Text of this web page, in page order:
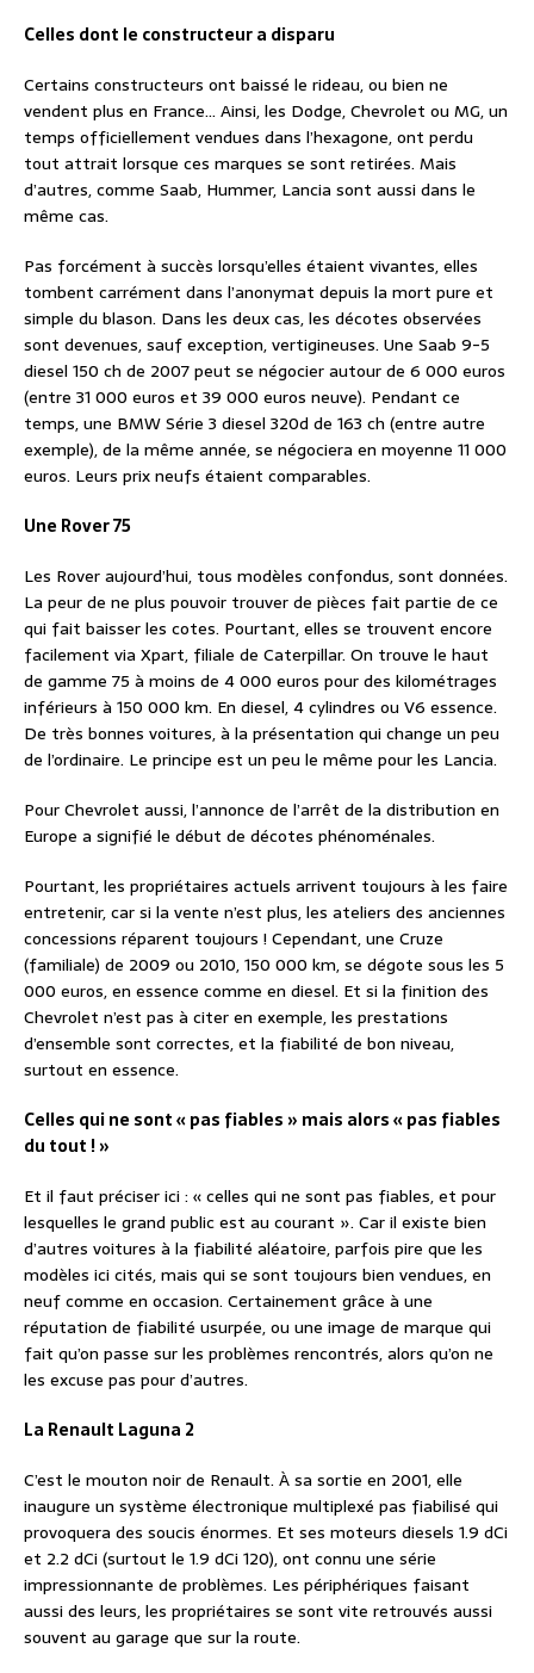
Celles dont le constructeur a disparu
Certains constructeurs ont baissé le rideau, ou bien ne
vendent plus en France… Ainsi, les Dodge, Chevrolet ou MG, un
temps officiellement vendues dans l’hexagone, ont perdu
tout attrait lorsque ces marques se sont retirées. Mais
d’autres, comme Saab, Hummer, Lancia sont aussi dans le
même cas.
Pas forcément à succès lorsqu’elles étaient vivantes, elles
tombent carrément dans l’anonymat depuis la mort pure et
simple du blason. Dans les deux cas, les décotes observées
sont devenues, sauf exception, vertigineuses. Une Saab 9-5
diesel 150 ch de 2007 peut se négocier autour de 6 000 euros
(entre 31 000 euros et 39 000 euros neuve). Pendant ce
temps, une BMW Série 3 diesel 320d de 163 ch (entre autre
exemple), de la même année, se négociera en moyenne 11 000
euros. Leurs prix neufs étaient comparables.
Une Rover 75
Les Rover aujourd’hui, tous modèles confondus, sont données.
La peur de ne plus pouvoir trouver de pièces fait partie de ce
qui fait baisser les cotes. Pourtant, elles se trouvent encore
facilement via Xpart, filiale de Caterpillar. On trouve le haut
de gamme 75 à moins de 4 000 euros pour des kilométrages
inférieurs à 150 000 km. En diesel, 4 cylindres ou V6 essence.
De très bonnes voitures, à la présentation qui change un peu
de l’ordinaire. Le principe est un peu le même pour les Lancia.
Pour Chevrolet aussi, l’annonce de l’arrêt de la distribution en
Europe a signifié le début de décotes phénoménales.
Pourtant, les propriétaires actuels arrivent toujours à les faire
entretenir, car si la vente n’est plus, les ateliers des anciennes
concessions réparent toujours ! Cependant, une Cruze
(familiale) de 2009 ou 2010, 150 000 km, se dégote sous les 5
000 euros, en essence comme en diesel. Et si la finition des
Chevrolet n’est pas à citer en exemple, les prestations
d’ensemble sont correctes, et la fiabilité de bon niveau,
surtout en essence.
Celles qui ne sont « pas fiables » mais alors « pas fiables
du tout ! »
Et il faut préciser ici : « celles qui ne sont pas fiables, et pour
lesquelles le grand public est au courant ». Car il existe bien
d’autres voitures à la fiabilité aléatoire, parfois pire que les
modèles ici cités, mais qui se sont toujours bien vendues, en
neuf comme en occasion. Certainement grâce à une
réputation de fiabilité usurpée, ou une image de marque qui
fait qu’on passe sur les problèmes rencontrés, alors qu’on ne
les excuse pas pour d’autres.
La Renault Laguna 2
C’est le mouton noir de Renault. À sa sortie en 2001, elle
inaugure un système électronique multiplexé pas fiabilisé qui
provoquera des soucis énormes. Et ses moteurs diesels 1.9 dCi
et 2.2 dCi (surtout le 1.9 dCi 120), ont connu une série
impressionnante de problèmes. Les périphériques faisant
aussi des leurs, les propriétaires se sont vite retrouvés aussi
souvent au garage que sur la route.